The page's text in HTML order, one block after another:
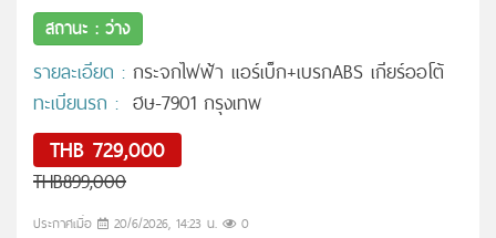
สถานะ : ว่าง
รายละเอียด : กระจกไฟฟ้า แอร์เบ็ก+เบรกABS เกียร์ออโต้
ทะเบียนรถ : ฮษ-7901 กรุงเทพ
THB 729,000
THB899,000
ประกาศเมื่อ 20/6/2026, 14:23 น. 0